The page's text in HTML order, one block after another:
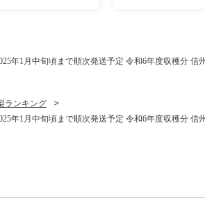
年1月中旬頃まで順次発送予定 令和6年度収穫分 信
ランキング
年1月中旬頃まで順次発送予定 令和6年度収穫分 信